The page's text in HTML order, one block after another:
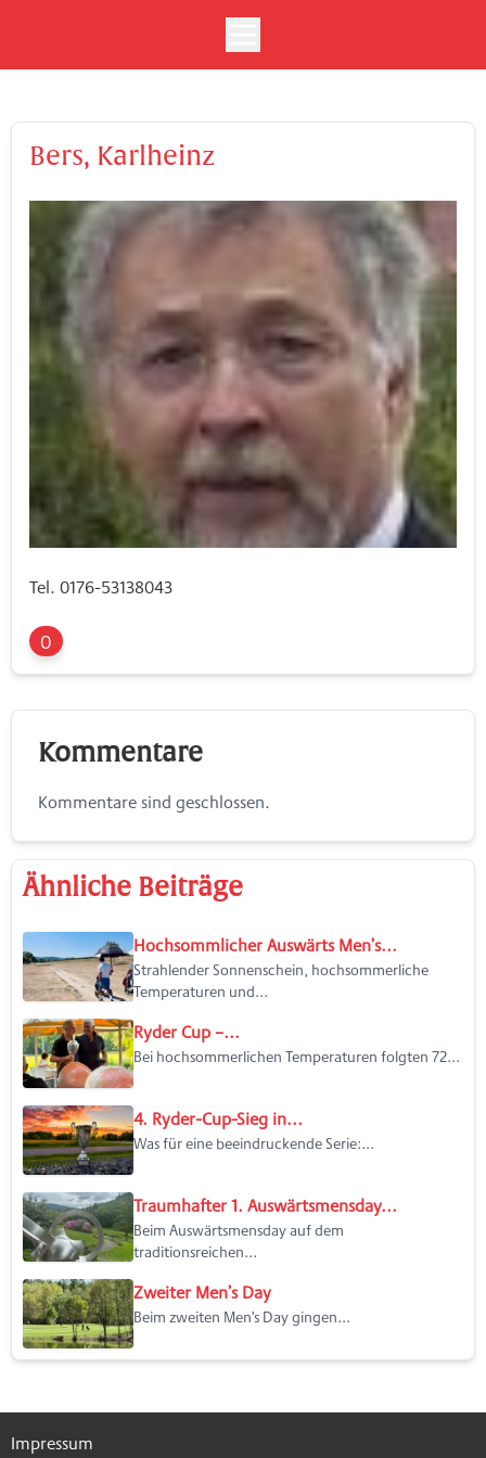
Bers, Karlheinz
Tel. 0176-53138043
0
Kommentare
Kommentare sind geschlossen.
Ähnliche Beiträge
Hochsommlicher Auswärts Men’s...
Strahlender Sonnenschein, hochsommerliche
Temperaturen und...
Ryder Cup –...
Bei hochsommerlichen Temperaturen folgten 72...
4. Ryder-Cup-Sieg in...
Was für eine beeindruckende Serie:...
Traumhafter 1. Auswärtsmensday...
Beim Auswärtsmensday auf dem
traditionsreichen...
Zweiter Men’s Day
Beim zweiten Men’s Day gingen...
Impressum